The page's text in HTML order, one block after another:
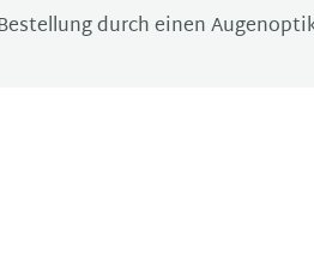
durch einen